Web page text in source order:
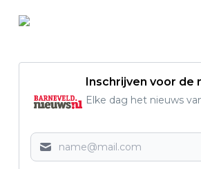
Inschrijven voor de
Elke dag het nieuws